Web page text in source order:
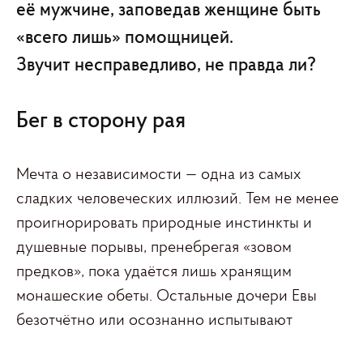
её мужчине, заповедав женщине быть
«всего лишь» помощницей.
Звучит несправедливо, не правда ли?
Бег в сторону рая
Мечта о независимости — одна из самых
сладких человеческих иллюзий. Тем не менее
проигнорировать природные инстинкты и
душевные порывы, пренебрегая «зовом
предков», пока удаётся лишь хранящим
монашеские обеты. Остальные дочери Евы
безотчётно или осознанно испытывают